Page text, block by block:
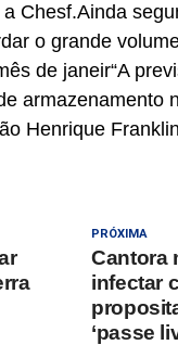
Chesf.Ainda
o grande
de janeir“A
armazenamento
Henrique Franklin
PRÓXIMA
Cantora
infectar
‘passe